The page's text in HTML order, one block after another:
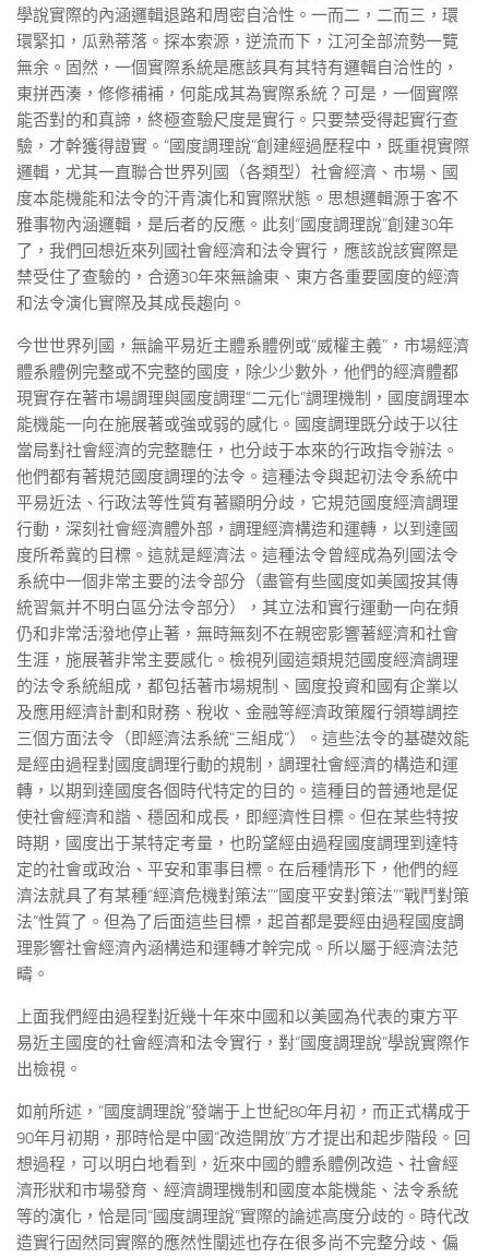
學說實際的內涵邏輯退路和周密自洽性。一而二，二而三，環
環緊扣，瓜熟蒂落。探本索源，逆流而下，江河全部流勢一覽
無余。固然，一個實際系統是應該具有其特有邏輯自洽性的，
東拼西湊，修修補補，何能成其為實際系統？可是，一個實際
能否對的和真諦，終極查驗尺度是實行。只要禁受得起實行查
驗，才幹獲得證實。“國度調理說”創建經過歷程中，既重視實際
邏輯，尤其一直聯合世界列國（各類型）社會經濟、市場、國
度本能機能和法令的汗青演化和實際狀態。思想邏輯源于客不
雅事物內涵邏輯，是后者的反應。此刻“國度調理說”創建30年
了，我們回想近來列國社會經濟和法令實行，應該說該實際是
禁受住了查驗的，合適30年來無論東、東方各重要國度的經濟
和法令演化實際及其成長趨向。
今世世界列國，無論平易近主體系體例或“威權主義”，市場經濟
體系體例完整或不完整的國度，除少少數外，他們的經濟體都
現實存在著市場調理與國度調理“二元化”調理機制，國度調理本
能機能一向在施展著或強或弱的感化。國度調理既分歧于以往
當局對社會經濟的完整聽任，也分歧于本來的行政指令辦法。
他們都有著規范國度調理的法令。這種法令與起初法令系統中
平易近法、行政法等性質有著顯明分歧，它規范國度經濟調理
行動，深刻社會經濟體外部，調理經濟構造和運轉，以到達國
度所希冀的目標。這就是經濟法。這種法令曾經成為列國法令
系統中一個非常主要的法令部分（盡管有些國度如美國按其傳
統習氣并不明白區分法令部分），其立法和實行運動一向在頻
仍和非常活潑地停止著，無時無刻不在親密影響著經濟和社會
生涯，施展著非常主要感化。檢視列國這類規范國度經濟調理
的法令系統組成，都包括著市場規制、國度投資和國有企業以
及應用經濟計劃和財務、稅收、金融等經濟政策履行領導調控
三個方面法令（即經濟法系統“三組成”）。這些法令的基礎效能
是經由過程對國度調理行動的規制，調理社會經濟的構造和運
轉，以期到達國度各個時代特定的目的。這種目的普通地是促
使社會經濟和諧、穩固和成長，即經濟性目標。但在某些特按
時期，國度出于某特定考量，也盼望經由過程國度調理到達特
定的社會或政治、平安和軍事目標。在后種情形下，他們的經
濟法就具了有某種“經濟危機對策法”“國度平安對策法”“戰鬥對策
法”性質了。但為了后面這些目標，起首都是要經由過程國度調
理影響社會經濟內涵構造和運轉才幹完成。所以屬于經濟法范
疇。
上面我們經由過程對近幾十年來中國和以美國為代表的東方平
易近主國度的社會經濟和法令實行，對“國度調理說”學說實際作
出檢視。
如前所述，“國度調理說”發端于上世紀80年月初，而正式構成于
90年月初期，那時恰是中國“改造開放”方才提出和起步階段。回
想過程，可以明白地看到，近來中國的體系體例改造、社會經
濟形狀和市場發育、經濟調理機制和國度本能機能、法令系統
等的演化，恰是同“國度調理說”實際的論述高度分歧的。時代改
造實行固然同實際的應然性闡述也存在很多尚不完整分歧、偏